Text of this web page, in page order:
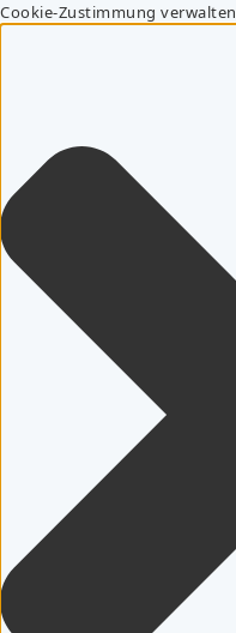
Cookie-Zustimmung verwalten